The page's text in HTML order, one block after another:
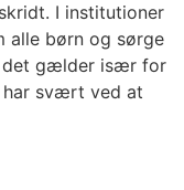
I institutioner
alle børn og sørge
det gælder især for
har svært ved at